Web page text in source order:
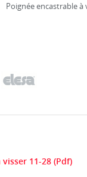
Poignée encastrable à
11-28 (Pdf)